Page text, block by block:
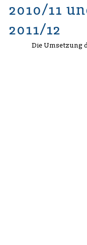
2010/11
2011/12
Die Umsetzung